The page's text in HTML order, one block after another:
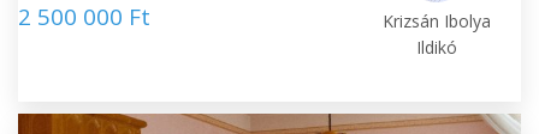
2 500 000 Ft
Krizsán Ibolya
Ildikó